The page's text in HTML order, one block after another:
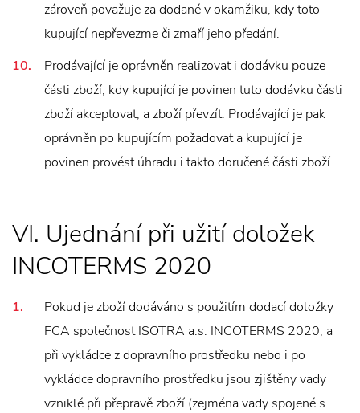
zároveň považuje za dodané v okamžiku, kdy toto
kupující nepřevezme či zmaří jeho předání.
Prodávající je oprávněn realizovat i dodávku pouze
části zboží, kdy kupující je povinen tuto dodávku části
zboží akceptovat, a zboží převzít. Prodávající je pak
oprávněn po kupujícím požadovat a kupující je
povinen provést úhradu i takto doručené části zboží.
VI. Ujednání při užití doložek
INCOTERMS 2020
Pokud je zboží dodáváno s použitím dodací doložky
FCA společnost ISOTRA a.s. INCOTERMS 2020, a
při vykládce z dopravního prostředku nebo i po
vykládce dopravního prostředku jsou zjištěny vady
vzniklé při přepravě zboží (zejména vady spojené s